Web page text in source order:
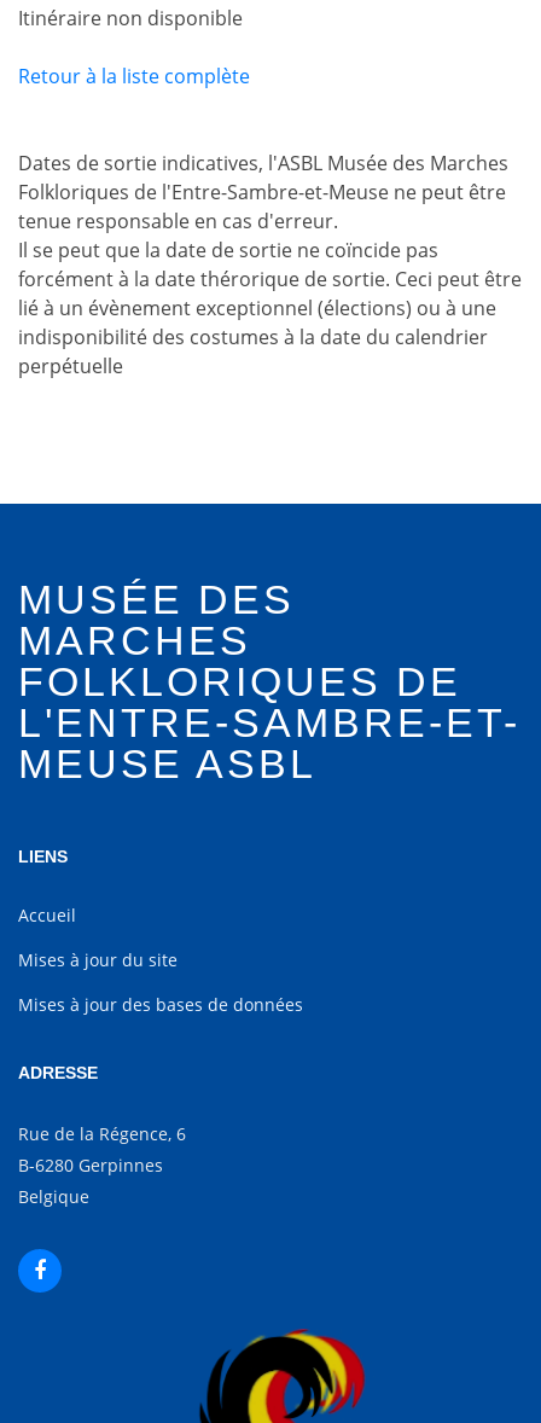
Itinéraire non disponible
Retour à la liste complète
Dates de sortie indicatives, l'ASBL Musée des Marches
Folkloriques de l'Entre-Sambre-et-Meuse ne peut être
tenue responsable en cas d'erreur.
Il se peut que la date de sortie ne coïncide pas
forcément à la date thérorique de sortie. Ceci peut être
lié à un évènement exceptionnel (élections) ou à une
indisponibilité des costumes à la date du calendrier
perpétuelle
MUSÉE DES
MARCHES
FOLKLORIQUES DE
L'ENTRE-SAMBRE-ET-
MEUSE ASBL
LIENS
Accueil
Mises à jour du site
Mises à jour des bases de données
ADRESSE
Rue de la Régence, 6
B-6280 Gerpinnes
Belgique